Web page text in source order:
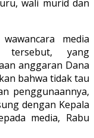
wali murid dan
media
tersebut, yang
anggaran Dana
bahwa tidak tau
penggunaannya,
dengan Kepala
media, Rabu